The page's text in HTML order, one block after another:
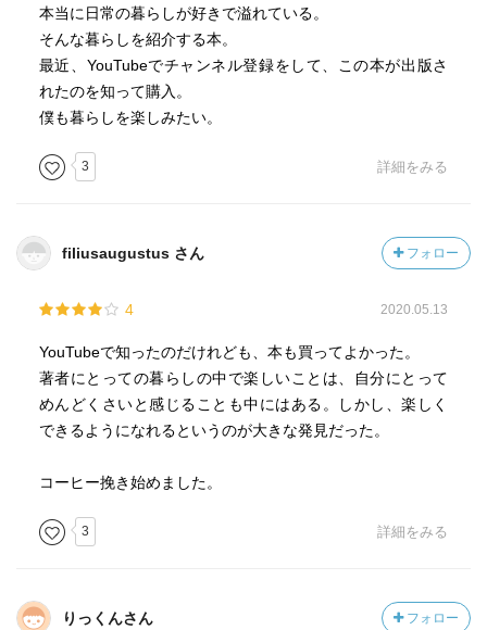
本当に日常の暮らしが好きで溢れている。
そんな暮らしを紹介する本。
最近、YouTubeでチャンネル登録をして、この本が出版さ
れたのを知って購入。
僕も暮らしを楽しみたい。
3 詳細をみる
filiusaugustus さん フォロー
4 2020.05.13
YouTubeで知ったのだけれども、本も買ってよかった。
著者にとっての暮らしの中で楽しいことは、自分にとって
めんどくさいと感じることも中にはある。しかし、楽しく
できるようになれるというのが大きな発見だった。
コーヒー挽き始めました。
3 詳細をみる
りっくんさん フォロー